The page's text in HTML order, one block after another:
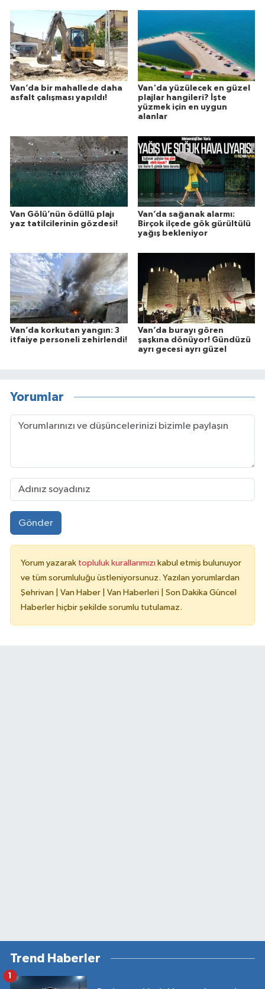
Van’da bir mahallede daha
asfalt çalışması yapıldı!
Van'da yüzülecek en güzel
plajlar hangileri? İşte
yüzmek için en uygun
alanlar
Van Gölü’nün ödüllü plajı
yaz tatilcilerinin gözdesi!
Van’da sağanak alarmı:
Birçok ilçede gök gürültülü
yağış bekleniyor
Van’da korkutan yangın: 3
itfaiye personeli zehirlendi!
Van’da burayı gören
şaşkına dönüyor! Gündüzü
ayrı gecesi ayrı güzel
Yorumlar
Gönder
Yorum yazarak topluluk kurallarımızı kabul etmiş bulunuyor
ve tüm sorumluluğu üstleniyorsunuz. Yazılan yorumlardan
Şehrivan | Van Haber | Van Haberleri | Son Dakika Güncel
Haberler hiçbir şekilde sorumlu tutulamaz.
Trend Haberler
1